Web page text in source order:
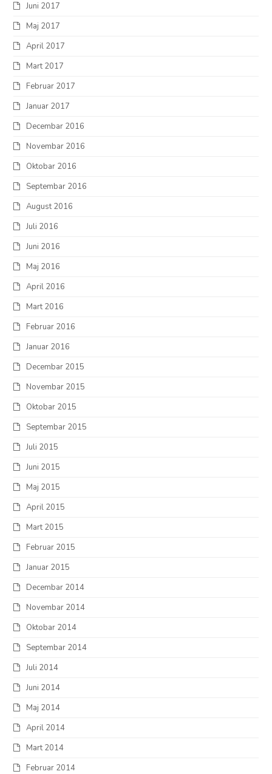
Juni 2017
Maj 2017
April 2017
Mart 2017
Februar 2017
Januar 2017
Decembar 2016
Novembar 2016
Oktobar 2016
Septembar 2016
August 2016
Juli 2016
Juni 2016
Maj 2016
April 2016
Mart 2016
Februar 2016
Januar 2016
Decembar 2015
Novembar 2015
Oktobar 2015
Septembar 2015
Juli 2015
Juni 2015
Maj 2015
April 2015
Mart 2015
Februar 2015
Januar 2015
Decembar 2014
Novembar 2014
Oktobar 2014
Septembar 2014
Juli 2014
Juni 2014
Maj 2014
April 2014
Mart 2014
Februar 2014